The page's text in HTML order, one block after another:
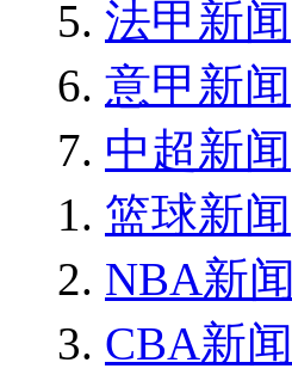
法甲新闻
意甲新闻
中超新闻
篮球新闻
NBA新闻
CBA新闻